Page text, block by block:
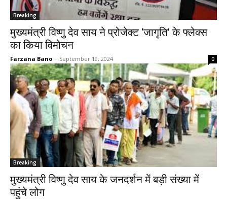
Breaking
मुख्यमंत्री विष्णु देव साय ने प्रोजेक्ट ‘जागृति’ के फ्लेक्स
का किया विमोचन
Farzana Bano - September 19, 2024 0
Breaking
मुख्यमंत्री विष्णु देव साय के जनदर्शन में बड़ी संख्या में
पहुंचे लोग